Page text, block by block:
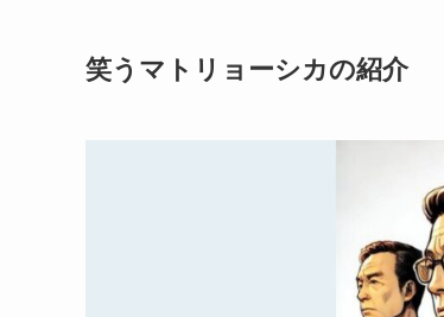
笑うマトリョーシカの紹介